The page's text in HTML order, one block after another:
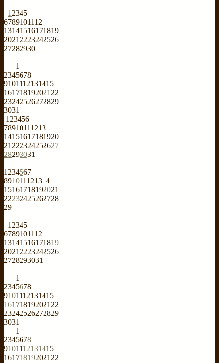
1 2345
6789101112
13141516171819
2021 2223242526
27282930
1
2345678
9101112131415
161718192021 22
23242526272829
3031
1 23456
78910111213
14151617181920
21 222324252627
28293031
1 234567
891011121314
15161718192021
22232425262728
29
1 2345
6789101112
13141516171819
2021 2223242526
2728293031
1
2345678
9101112131415
161718192021 22
23242526272829
3031
1
2345678
9101112131415
161718192021 22